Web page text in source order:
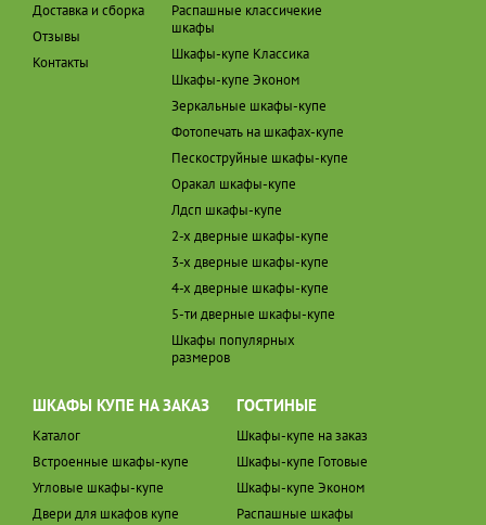
Доставка и сборка
Отзывы
Контакты
Распашные классичекие
шкафы
Шкафы-купе Классика
Шкафы-купе Эконом
Зеркальные шкафы-купе
Фотопечать на шкафах-купе
Пескоструйные шкафы-купе
Оракал шкафы-купе
Лдсп шкафы-купе
2-х дверные шкафы-купе
3-х дверные шкафы-купе
4-х дверные шкафы-купе
5-ти дверные шкафы-купе
Шкафы популярных
размеров
ШКАФЫ КУПЕ НА ЗАКАЗ
Каталог
Встроенные шкафы-купе
Угловые шкафы-купе
Двери для шкафов купе
ГОСТИНЫЕ
Шкафы-купе на заказ
Шкафы-купе Готовые
Шкафы-купе Эконом
Распашные шкафы